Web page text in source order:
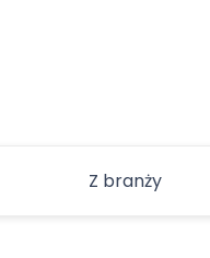
Z branży